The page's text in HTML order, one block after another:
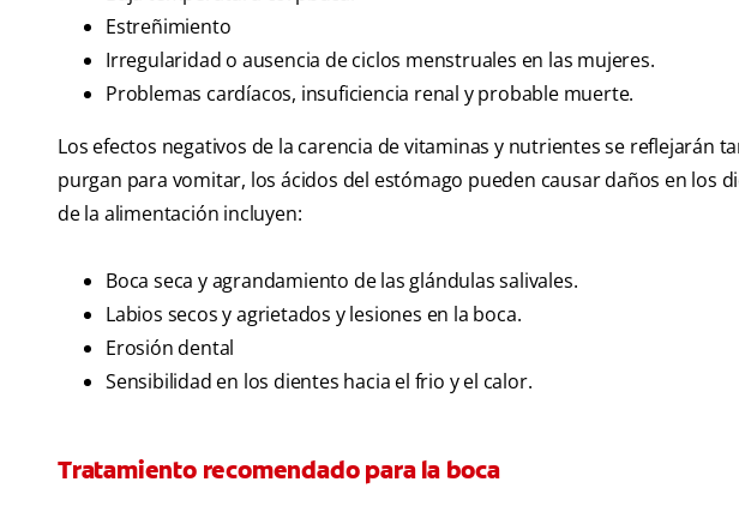
Estreñimiento
Irregularidad o ausencia de ciclos menstruales en las mujeres.
Problemas cardíacos, insuficiencia renal y probable muerte.
Los efectos negativos de la carencia de vitaminas y nutrientes se reflejarán
purgan para vomitar, los ácidos del estómago pueden causar daños en los
de la alimentación incluyen:
Boca seca y agrandamiento de las glándulas salivales.
Labios secos y agrietados y lesiones en la boca.
Erosión dental
Sensibilidad en los dientes hacia el frio y el calor.
Tratamiento recomendado para la boca